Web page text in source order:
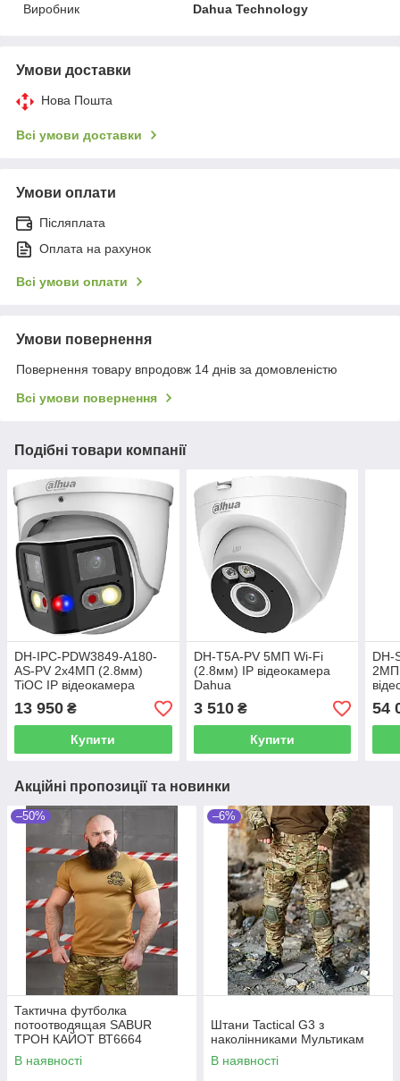
Виробник
Dahua Technology
Умови доставки
Нова Пошта
Всі умови доставки
Умови оплати
Післяплата
Оплата на рахунок
Всі умови оплати
Умови повернення
Повернення товару впродовж 14 днів за домовленістю
Всі умови повернення
Подібні товари компанії
DH-IPC-PDW3849-A180-
AS-PV 2x4МП (2.8мм)
TiOC IP відеокамера
Dahua
13 950 ₴
Купити
DH-T5A-PV 5МП Wi-Fi
(2.8мм) IP відеокамера
Dahua
3 510₴
Купити
DH-
2МП
54
Акційні пропозиції та новинки
–50%
Тактична футболка
потоотводящая SABUR
ТРОН КАЙОТ ВТ6664
В наявності
–6%
Штани Tactical G3 з
наколінниками Мультикам
В наявності